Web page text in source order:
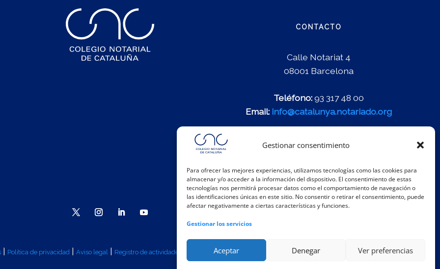
Gestionar consentimiento
Para ofrecer las mejores experiencias, utilizamos tecnologías como las cookies para
almacenar y/o acceder a la información del dispositivo. El consentimiento de estas
tecnologías nos permitirá procesar datos como el comportamiento de navegación o
las identificaciones únicas en este sitio. No consentir o retirar el consentimiento, puede
afectar negativamente a ciertas características y funciones.
Gestionar los servicios
Aceptar Denegar Ver preferencias
CONTACTO
Calle Notariat 4
08001 Barcelona
Teléfono: 93 317 48 00
Email: info@catalunya.notariado.org
| Política de privacidad | Aviso legal | Registro de actividades Canal Interno de Información